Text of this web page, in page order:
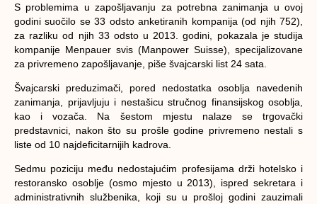
S problemima u zapošljavanju za potrebna zanimanja u ovoj
godini suočilo se 33 odsto anketiranih kompanija (od njih 752),
za razliku od njih 33 odsto u 2013. godini, pokazala je studija
kompanije Menpauer svis (Manpower Suisse), specijalizovane
za privremeno zapošljavanje, piše švajcarski list 24 sata.
Švajcarski preduzimači, pored nedostatka osoblja navedenih
zanimanja, prijavljuju i nestašicu stručnog finansijskog osoblja,
kao i vozača. Na šestom mjestu nalaze se trgovački
predstavnici, nakon što su prošle godine privremeno nestali s
liste od 10 najdeficitarnijih kadrova.
Sedmu poziciju među nedostajućim profesijama drži hotelsko i
restoransko osoblje (osmo mjesto u 2013), ispred sekretara i
administrativnih službenika, koji su u prošloj godini zauzimali